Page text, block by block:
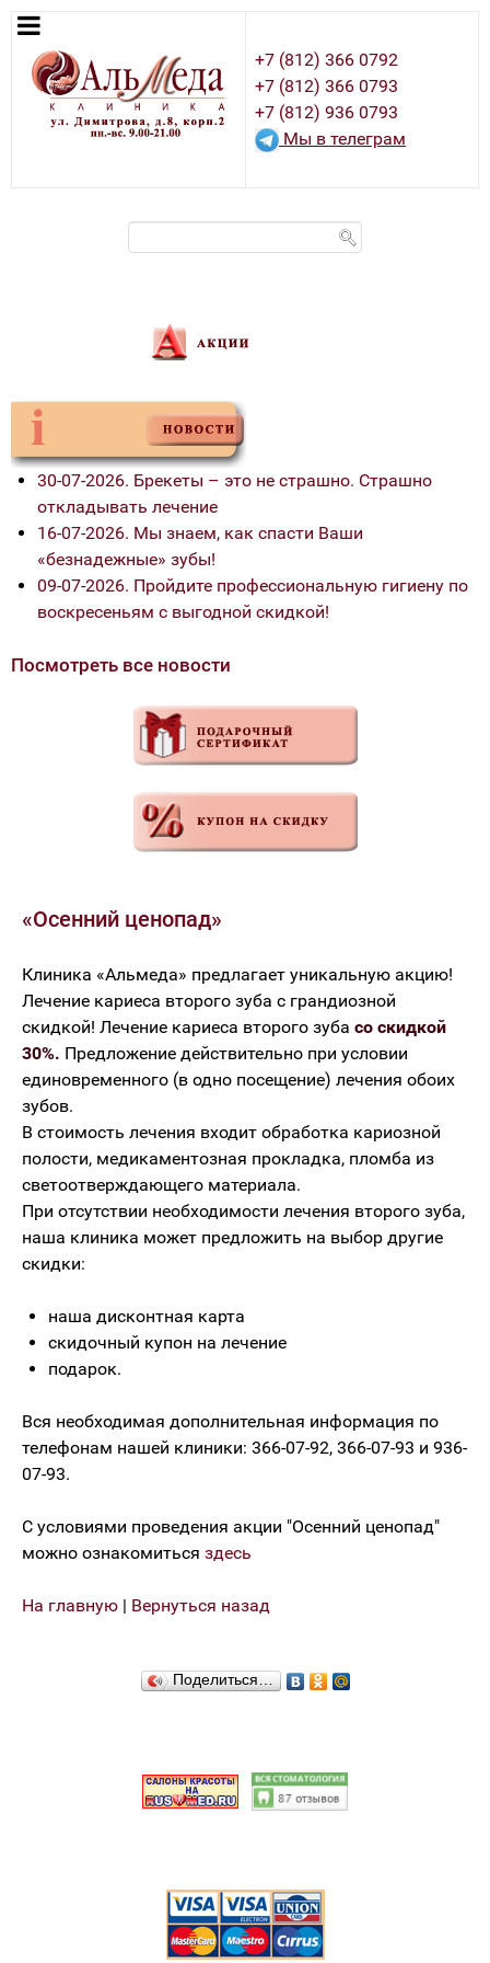
+7 (812) 366 0792
+7 (812) 366 0793
+7 (812) 936 0793
Мы в телеграм
30-07-2026. Брекеты – это не страшно. Страшно
откладывать лечение
16-07-2026. Мы знаем, как спасти Ваши
«безнадежные» зубы!
09-07-2026. Пройдите профессиональную гигиену по
воскресеньям с выгодной скидкой!
Посмотреть все новости
«Осенний ценопад»
Клиника «Альмеда» предлагает уникальную акцию!
Лечение кариеса второго зуба с грандиозной
скидкой! Лечение кариеса второго зуба со скидкой
30%. Предложение действительно при условии
единовременного (в одно посещение) лечения обоих
зубов.
В стоимость лечения входит обработка кариозной
полости, медикаментозная прокладка, пломба из
светоотверждающего материала.
При отсутствии необходимости лечения второго зуба,
наша клиника может предложить на выбор другие
скидки:
наша дисконтная карта
скидочный купон на лечение
подарок.
Вся необходимая дополнительная информация по
телефонам нашей клиники: 366-07-92, 366-07-93 и 936-
07-93.
С условиями проведения акции "Осенний ценопад"
можно ознакомиться здесь
На главную | Вернуться назад
Поделиться…